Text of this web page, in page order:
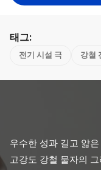
태그:
전기 시설 극 강철
우수한 성과 길고 얇
고강도 강철 물자의